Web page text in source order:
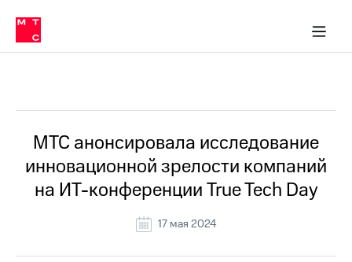
Медиа-центр
и акционерам
Устойчивое развитие
Комплаенс и деловая этика
компании
Карьера
История
компании
Правовая
в МТС
Пресс-
релизы
МТС
о технологиях
МТС анонсировала исследование
инновационной зрелости компаний
на ИТ-конференции True Tech Day
17 мая 2024